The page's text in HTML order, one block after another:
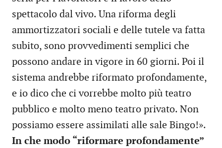
spettacolo dal vivo. Una riforma degli
ammortizzatori sociali e delle tutele va fatta
subito, sono provvedimenti semplici che
possono andare in vigore in 60 giorni. Poi il
sistema andrebbe riformato profondamente,
e io dico che ci vorrebbe molto più teatro
pubblico e molto meno teatro privato. Non
possiamo essere assimilati alle sale Bingo!».
In che modo “riformare profondamente”